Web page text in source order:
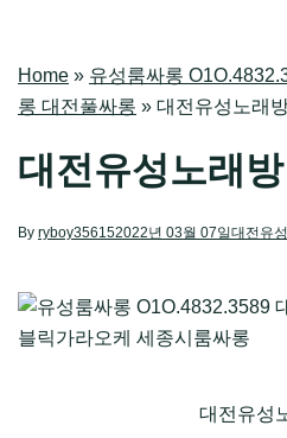
Home » 유성룸싸롱
롱 대전풀싸롱 » 대전유성노래
대전유성노래방
By ryboy356152022년 03월 07일대전유
대전유성